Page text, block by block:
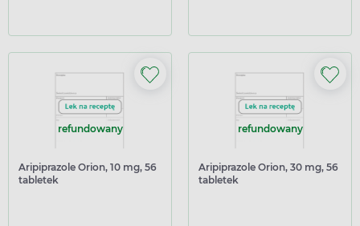
refundowany
Aripiprazole Orion, 10 mg, 56
tabletek
refundowany
Aripiprazole Orion, 30 mg, 56
tabletek